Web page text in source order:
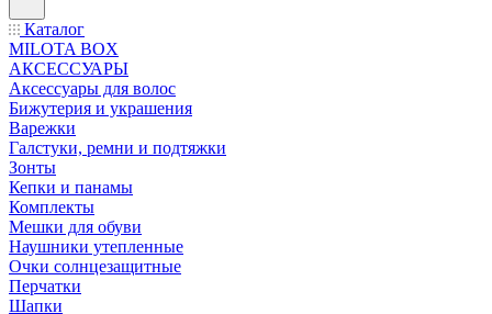
Каталог
MILOTA BOX
АКСЕССУАРЫ
Аксессуары для волос
Бижутерия и украшения
Варежки
Галстуки, ремни и подтяжки
Зонты
Кепки и панамы
Комплекты
Мешки для обуви
Наушники утепленные
Очки солнцезащитные
Перчатки
Шапки